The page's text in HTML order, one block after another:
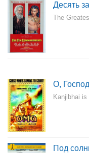
Десять
The
О,
Kanjibhai
Под